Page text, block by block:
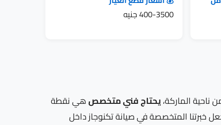
400-3500 جنيه
يحتاج فني متخصصهي نقطة
خبرتنا المتخصصة في صيانة تكنوجاز داخل